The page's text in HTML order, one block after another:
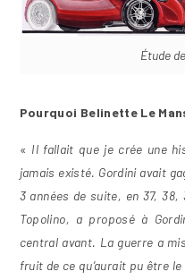
Étude
Pourquoi Belinette Le
« Il fallait que je crée une
jamais existé. Gordini avait
3 années de suite, en 37,
Topolino, a proposé à
central avant. La guerre a
fruit de ce qu’aurait pu être